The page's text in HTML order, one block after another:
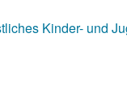
Kinder- und